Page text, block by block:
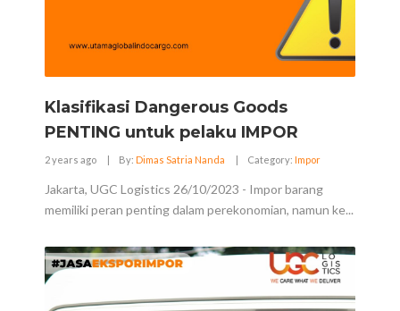
Klasifikasi Dangerous Goods
PENTING untuk pelaku IMPOR
2 years ago | By: Dimas Satria Nanda | Category: Impor
Jakarta, UGC Logistics 26/10/2023 - Impor barang
memiliki peran penting dalam perekonomian, namun ke...